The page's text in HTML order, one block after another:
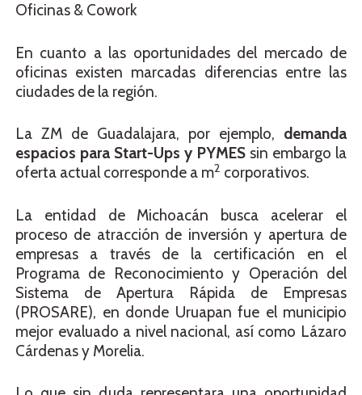
Oficinas & Cowork
En cuanto a las oportunidades del mercado de
oficinas existen marcadas diferencias entre las
ciudades de la región.
La ZM de Guadalajara, por ejemplo, demanda
espacios para Start-Ups y PYMESsin embargo la
oferta actual corresponde a m2 corporativos.
La entidad de Michoacán busca acelerar el
proceso de atracción de inversión y apertura de
empresas a través de la certificación en el
Programa de Reconocimiento y Operación del
Sistema de Apertura Rápida de Empresas
(PROSARE), en donde Uruapan fue el municipio
mejor evaluado a nivel nacional, así como Lázaro
Cárdenas y Morelia.